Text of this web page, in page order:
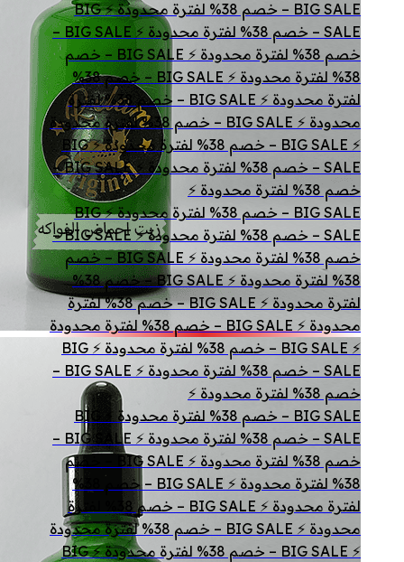
BIG SALE – خصم 38% لفترة محدودة ⚡ BIG
SALE – خصم 38% لفترة محدودة ⚡ BIG SALE –
خصم 38% لفترة محدودة ⚡ BIG SALE – خصم
38% لفترة محدودة ⚡ BIG SALE – خصم 38%
لفترة محدودة ⚡ BIG SALE – خصم 38% لفترة
محدودة ⚡ BIG SALE – خصم 38% لفترة محدودة
⚡ BIG SALE – خصم 38% لفترة محدودة ⚡ BIG
SALE – خصم 38% لفترة محدودة ⚡ BIG SALE –
خصم 38% لفترة محدودة ⚡
BIG SALE – خصم 38% لفترة محدودة ⚡ BIG
SALE – خصم 38% لفترة محدودة ⚡ BIG SALE –
خصم 38% لفترة محدودة ⚡ BIG SALE – خصم
38% لفترة محدودة ⚡ BIG SALE – خصم 38%
لفترة محدودة ⚡ BIG SALE – خصم 38% لفترة
محدودة ⚡ BIG SALE – خصم 38% لفترة محدودة
⚡ BIG SALE – خصم 38% لفترة محدودة ⚡ BIG
SALE – خصم 38% لفترة محدودة ⚡ BIG SALE –
خصم 38% لفترة محدودة ⚡
BIG SALE – خصم 38% لفترة محدودة ⚡ BIG
SALE – خصم 38% لفترة محدودة ⚡ BIG SALE –
خصم 38% لفترة محدودة ⚡ BIG SALE – خصم
38% لفترة محدودة ⚡ BIG SALE – خصم 38%
لفترة محدودة ⚡ BIG SALE – خصم 38% لفترة
محدودة ⚡ BIG SALE – خصم 38% لفترة محدودة
⚡ BIG SALE – خصم 38% لفترة محدودة ⚡ BIG